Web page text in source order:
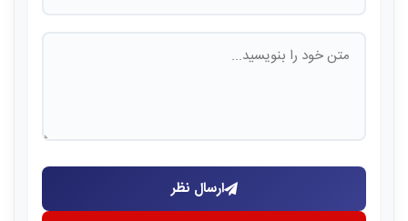
ارسال نظر